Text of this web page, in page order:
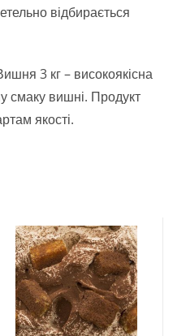
відбирається
3 кг – високоякісна
смаку вишні. Продукт
якості.